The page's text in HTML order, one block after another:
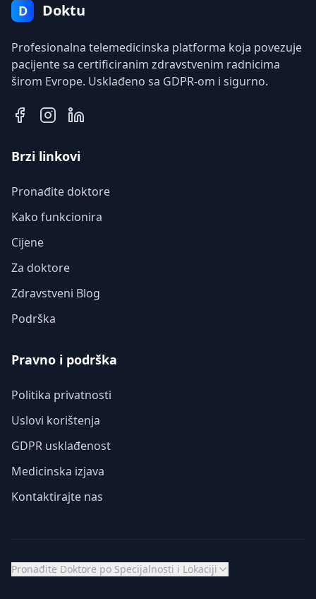
D Doktu
Profesionalna telemedicinska platforma koja povezuje
pacijente sa certificiranim zdravstvenim radnicima
širom Evrope. Usklađeno sa GDPR-om i sigurno.
Brzi linkovi
Pronađite doktore
Kako funkcionira
Cijene
Za doktore
Zdravstveni Blog
Podrška
Pravno i podrška
Politika privatnosti
Uslovi korištenja
GDPR usklađenost
Medicinska izjava
Kontaktirajte nas
Pronađite Doktore po Specijalnosti i Lokaciji